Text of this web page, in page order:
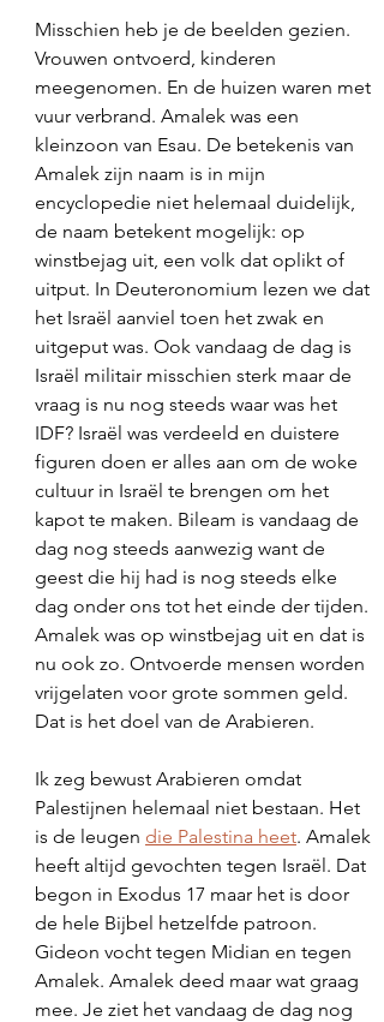
Misschien heb je de beelden gezien.
Vrouwen ontvoerd, kinderen
meegenomen. En de huizen waren met
vuur verbrand. Amalek was een
kleinzoon van Esau. De betekenis van
Amalek zijn naam is in mijn
encyclopedie niet helemaal duidelijk,
de naam betekent mogelijk: op
winstbejag uit, een volk dat oplikt of
uitput. In Deuteronomium lezen we dat
het Israël aanviel toen het zwak en
uitgeput was. Ook vandaag de dag is
Israël militair misschien sterk maar de
vraag is nu nog steeds waar was het
IDF? Israël was verdeeld en duistere
figuren doen er alles aan om de woke
cultuur in Israël te brengen om het
kapot te maken. Bileam is vandaag de
dag nog steeds aanwezig want de
geest die hij had is nog steeds elke
dag onder ons tot het einde der tijden.
Amalek was op winstbejag uit en dat is
nu ook zo. Ontvoerde mensen worden
vrijgelaten voor grote sommen geld.
Dat is het doel van de Arabieren.
Ik zeg bewust Arabieren omdat
Palestijnen helemaal niet bestaan. Het
is de leugen die Palestina heet. Amalek
heeft altijd gevochten tegen Israël. Dat
begon in Exodus 17 maar het is door
de hele Bijbel hetzelfde patroon.
Gideon vocht tegen Midian en tegen
Amalek. Amalek deed maar wat graag
mee. Je ziet het vandaag de dag nog